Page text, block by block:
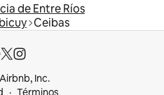
de Entre Ríos
Ceibas
Inc.
Términos